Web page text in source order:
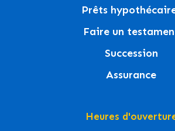
Prêts
Faire un
Succession
Assurance
Heures